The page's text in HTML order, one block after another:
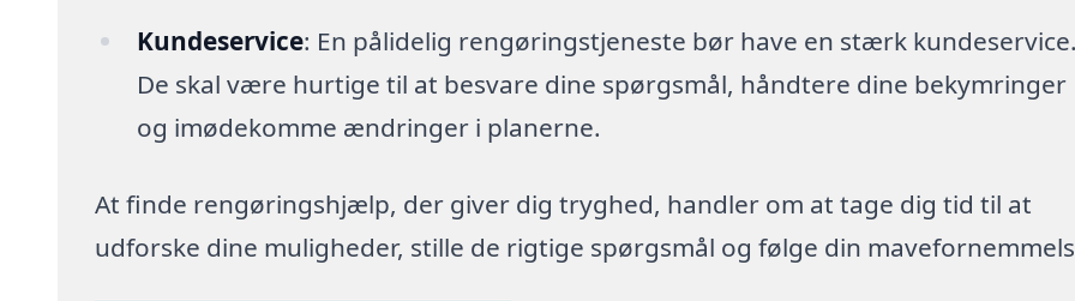
Kundeservice: En pålidelig rengøringstjeneste bør have en stærk
De skal være hurtige til at besvare dine spørgsmål, håndtere dine bekymringer
og imødekomme ændringer i planerne.
At finde rengøringshjælp, der giver dig tryghed, handler om at tage dig tid til at
udforske dine muligheder, stille de rigtige spørgsmål og følge din